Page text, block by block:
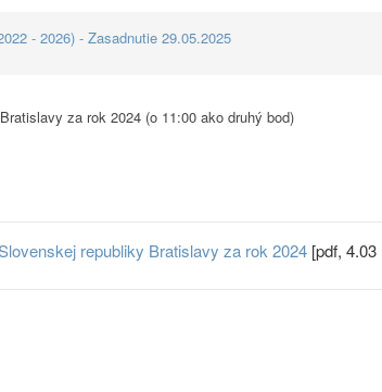
- 2026) - Zasadnutie 29.05.2025
za rok 2024 (o 11:00 ako druhý bod)
republiky Bratislavy za rok 2024 [pdf,